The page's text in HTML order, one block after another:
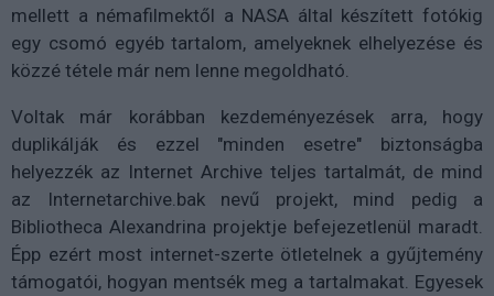
mellett a némafilmektől a NASA által készített fotókig
egy csomó egyéb tartalom, amelyeknek elhelyezése és
közzé tétele már nem lenne megoldható.
Voltak már korábban kezdeményezések arra, hogy
duplikálják és ezzel "minden esetre" biztonságba
helyezzék az Internet Archive teljes tartalmát, de mind
az Internetarchive.bak nevű projekt, mind pedig a
Bibliotheca Alexandrina projektje befejezetlenül maradt.
Épp ezért most internet-szerte ötletelnek a gyűjtemény
támogatói, hogyan mentsék meg a tartalmakat. Egyesek